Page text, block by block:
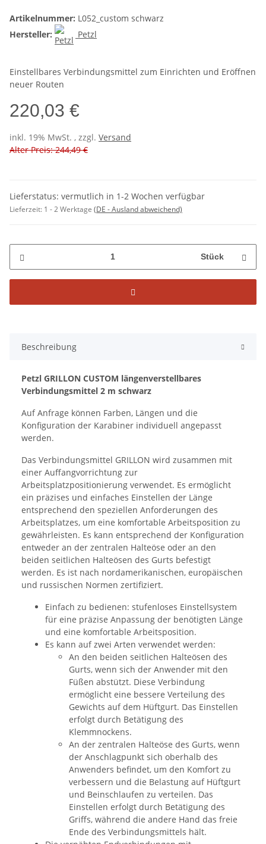
Artikelnummer: L052_custom schwarz
Hersteller:
Petzl
Einstellbares Verbindungsmittel zum Einrichten und Eröffnen
neuer Routen
220,03 €
inkl. 19% MwSt. , zzgl. Versand
Alter Preis: 244,49 €
Lieferstatus: vermutlich in 1-2 Wochen verfügbar
Lieferzeit: 1 - 2 Werktage (DE - Ausland abweichend)
Stück
Beschreibung
Petzl GRILLON CUSTOM längenverstellbares
Verbindungsmittel 2 m schwarz
Auf Anfrage können Farben, Längen und die
Konfiguration der Karabiner individuell angepasst
werden.
Das Verbindungsmittel GRILLON wird zusammen mit
einer Auffangvorrichtung zur
Arbeitsplatzpositionierung verwendet. Es ermöglicht
ein präzises und einfaches Einstellen der Länge
entsprechend den speziellen Anforderungen des
Arbeitsplatzes, um eine komfortable Arbeitsposition zu
gewährleisten. Es kann entsprechend der Konfiguration
entweder an der zentralen Halteöse oder an den
beiden seitlichen Halteösen des Gurts befestigt
werden. Es ist nach nordamerikanischen, europäischen
und russischen Normen zertifiziert.
Einfach zu bedienen: stufenloses Einstellsystem
für eine präzise Anpassung der benötigten Länge
und eine komfortable Arbeitsposition.
Es kann auf zwei Arten verwendet werden:
An den beiden seitlichen Halteösen des
Gurts, wenn sich der Anwender mit den
Füßen abstützt. Diese Verbindung
ermöglicht eine bessere Verteilung des
Gewichts auf dem Hüftgurt. Das Einstellen
erfolgt durch Betätigung des
Klemmnockens.
An der zentralen Halteöse des Gurts, wenn
der Anschlagpunkt sich oberhalb des
Anwenders befindet, um den Komfort zu
verbessern und die Belastung auf Hüftgurt
und Beinschlaufen zu verteilen. Das
Einstellen erfolgt durch Betätigung des
Griffs, während die andere Hand das freie
Ende des Verbindungsmittels hält.